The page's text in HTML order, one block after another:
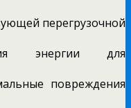
перегрузочной
энергии для
повреждения